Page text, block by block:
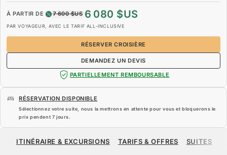
À PARTIR DE 7 600 $US 6 080 $US
PAR VOYAGEUR, AVEC LE TARIF ALL-INCLUSIVE
RÉSERVER CROISIÈRE
DEMANDEZ UN DEVIS
PARTIELLEMENT REMBOURSABLE
RÉSERVATION DISPONIBLE
Sélectionnez votre suite, nous la mettrons en attente pour vous et bloquerons le
prix pendent 7 jours.
À PARTIR DE 6 080 $US
ITINÉRAIRE & EXCURSIONS TARIFS & OFFRES SUITES